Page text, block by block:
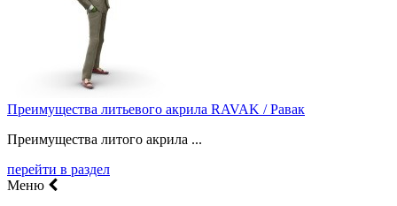
Преимущества литьевого акрила RAVAK / Равак
Преимущества литого акрила ...
перейти в раздел
Меню